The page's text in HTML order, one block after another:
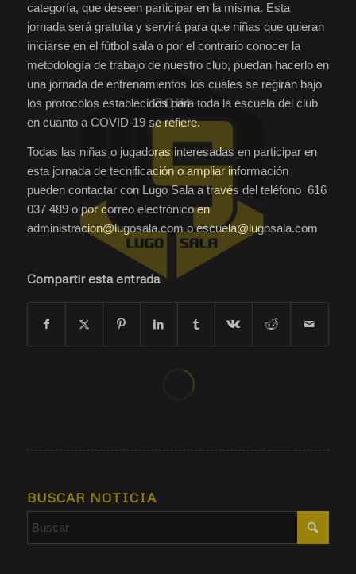
categoría, que deseen participar en la misma. Esta
jornada será gratuita y servirá para que niñas que quieran
iniciarse en el fútbol sala o por el contrario conocer la
metodología de trabajo de nuestro club, puedan hacerlo en
una jornada de entrenamientos los cuales se regirán bajo
los protocolos establecidos para toda la escuela del club
en cuanto a COVID-19 se refiere.
Todas las niñas o jugadoras interesadas en participar en
esta jornada de tecnificación o ampliar información
pueden contactar con Lugo Sala a través del teléfono 616
037 489 o por correo electrónico en
administracion@lugosala.com o escuela@lugosala.com
Compartir esta entrada
BUSCAR NOTICIA